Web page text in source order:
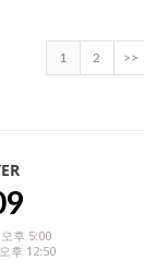
1 2 >>
후 5:00
후 12:50